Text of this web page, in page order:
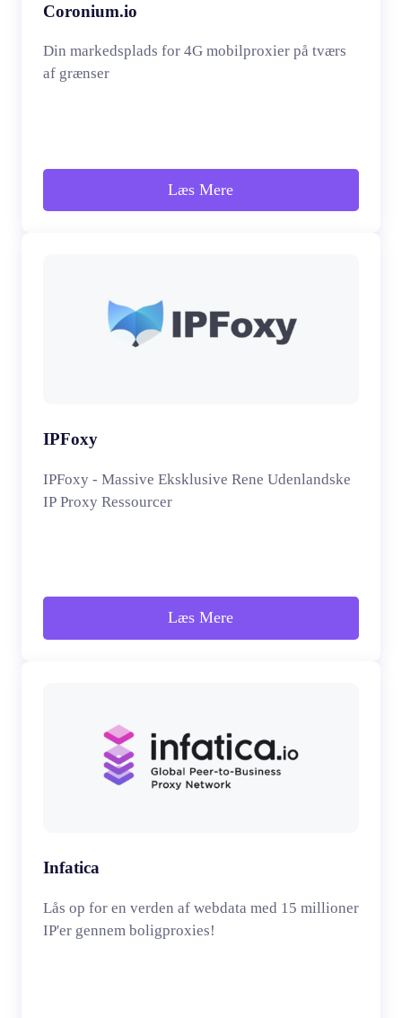
Coronium.io
Din markedsplads for 4G mobilproxier på tværs
af grænser
Læs Mere
IPFoxy
IPFoxy - Massive Eksklusive Rene Udenlandske
IP Proxy Ressourcer
Læs Mere
Infatica
Lås op for en verden af webdata med 15 millioner
IP'er gennem boligproxies!